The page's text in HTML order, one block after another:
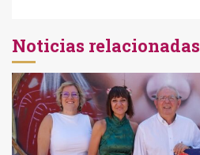
Noticias relacionadas